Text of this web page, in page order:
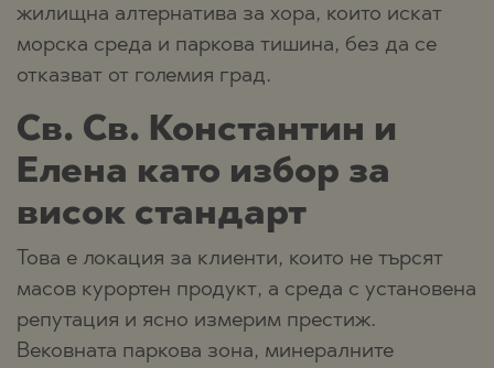
жилищна алтернатива за хора, които искат
морска среда и паркова тишина, без да се
отказват от големия град.
Св. Св. Константин и
Елена като избор за
висок стандарт
Това е локация за клиенти, които не търсят
масов курортен продукт, а среда с установена
репутация и ясно измерим престиж.
Вековната паркова зона, минералните